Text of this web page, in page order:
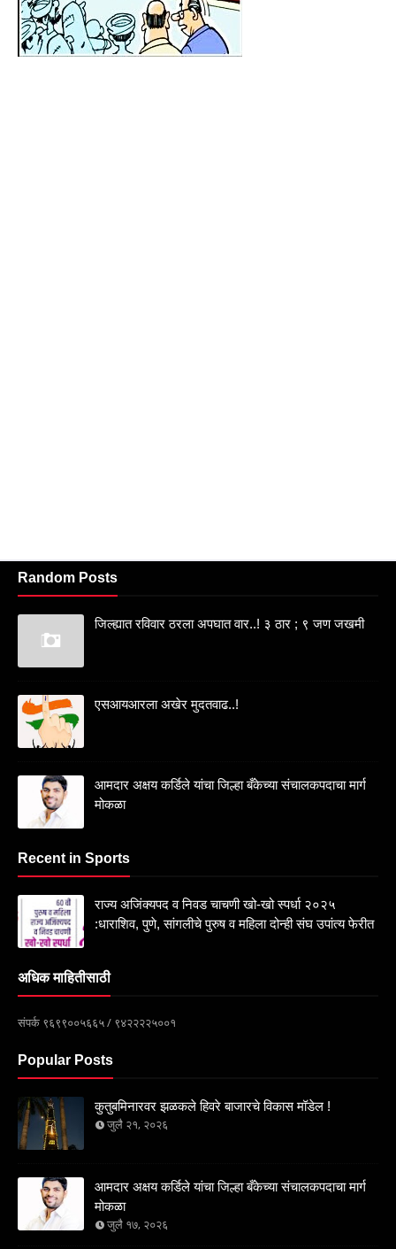
Random Posts
जिल्ह्यात रविवार ठरला अपघात वार..! ३ ठार ; ९ जण जखमी
एसआयआरला अखेर मुदतवाढ..!
आमदार अक्षय कर्डिले यांचा जिल्हा बँकेच्या संचालकपदाचा मार्ग
मोकळा
Recent in Sports
राज्य अजिंक्यपद व निवड चाचणी खो-खो स्पर्धा २०२५
:धाराशिव, पुणे, सांगलीचे पुरुष व महिला दोन्ही संघ उपांत्य फेरीत
अधिक माहितीसाठी
संपर्क ९६९९००५६६५ / ९४२२२२५००१
Popular Posts
कुतुबमिनारवर झळकले हिवरे बाजारचे विकास मॉडेल !
जुलै २१, २०२६
आमदार अक्षय कर्डिले यांचा जिल्हा बँकेच्या संचालकपदाचा मार्ग
मोकळा
जुलै १७, २०२६